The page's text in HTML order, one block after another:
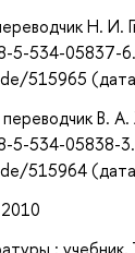
Н.
5-534-05837-
515965
В.
5-534-05838-
515964